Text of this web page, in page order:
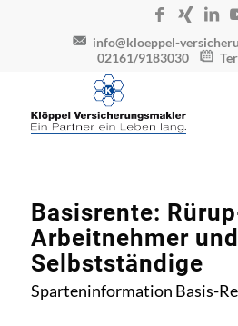
info@kloeppel-
02161/9183030
Basisrente:
Arbeitnehmer und
Selbstständige
Sparteninformation Basis-